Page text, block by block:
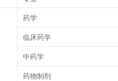
药学
临床药学
中药学
药物制剂